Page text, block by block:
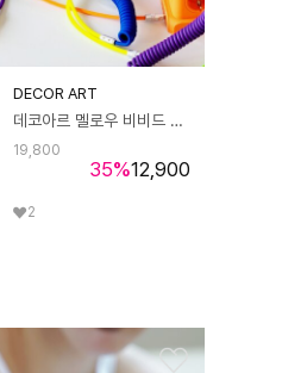
DECOR ART
데코아르 멜로우 비비드 멀티탭/어댑터/싱글 케이블
35%
19,800
12,900
2